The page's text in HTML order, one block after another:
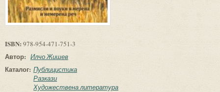
ISBN: 978-954-471-751-3
Автор: Илчо Жишев
Каталог: Публицистика
Разкази
Художествена литература